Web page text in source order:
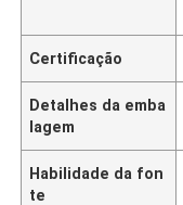
Certificação
Detalhes da emba
lagem
Habilidade da fon
te